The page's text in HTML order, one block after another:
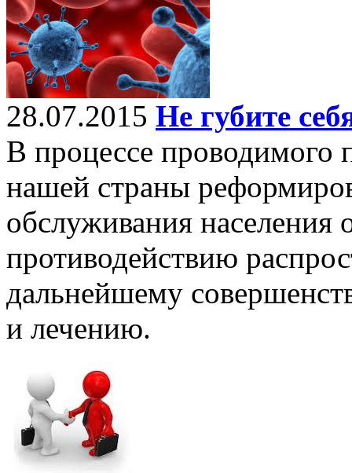
28.07.2015 Не губите
В процессе проводимого
нашей страны
обслуживания населения
противодействию
дальнейшему
и лечению.